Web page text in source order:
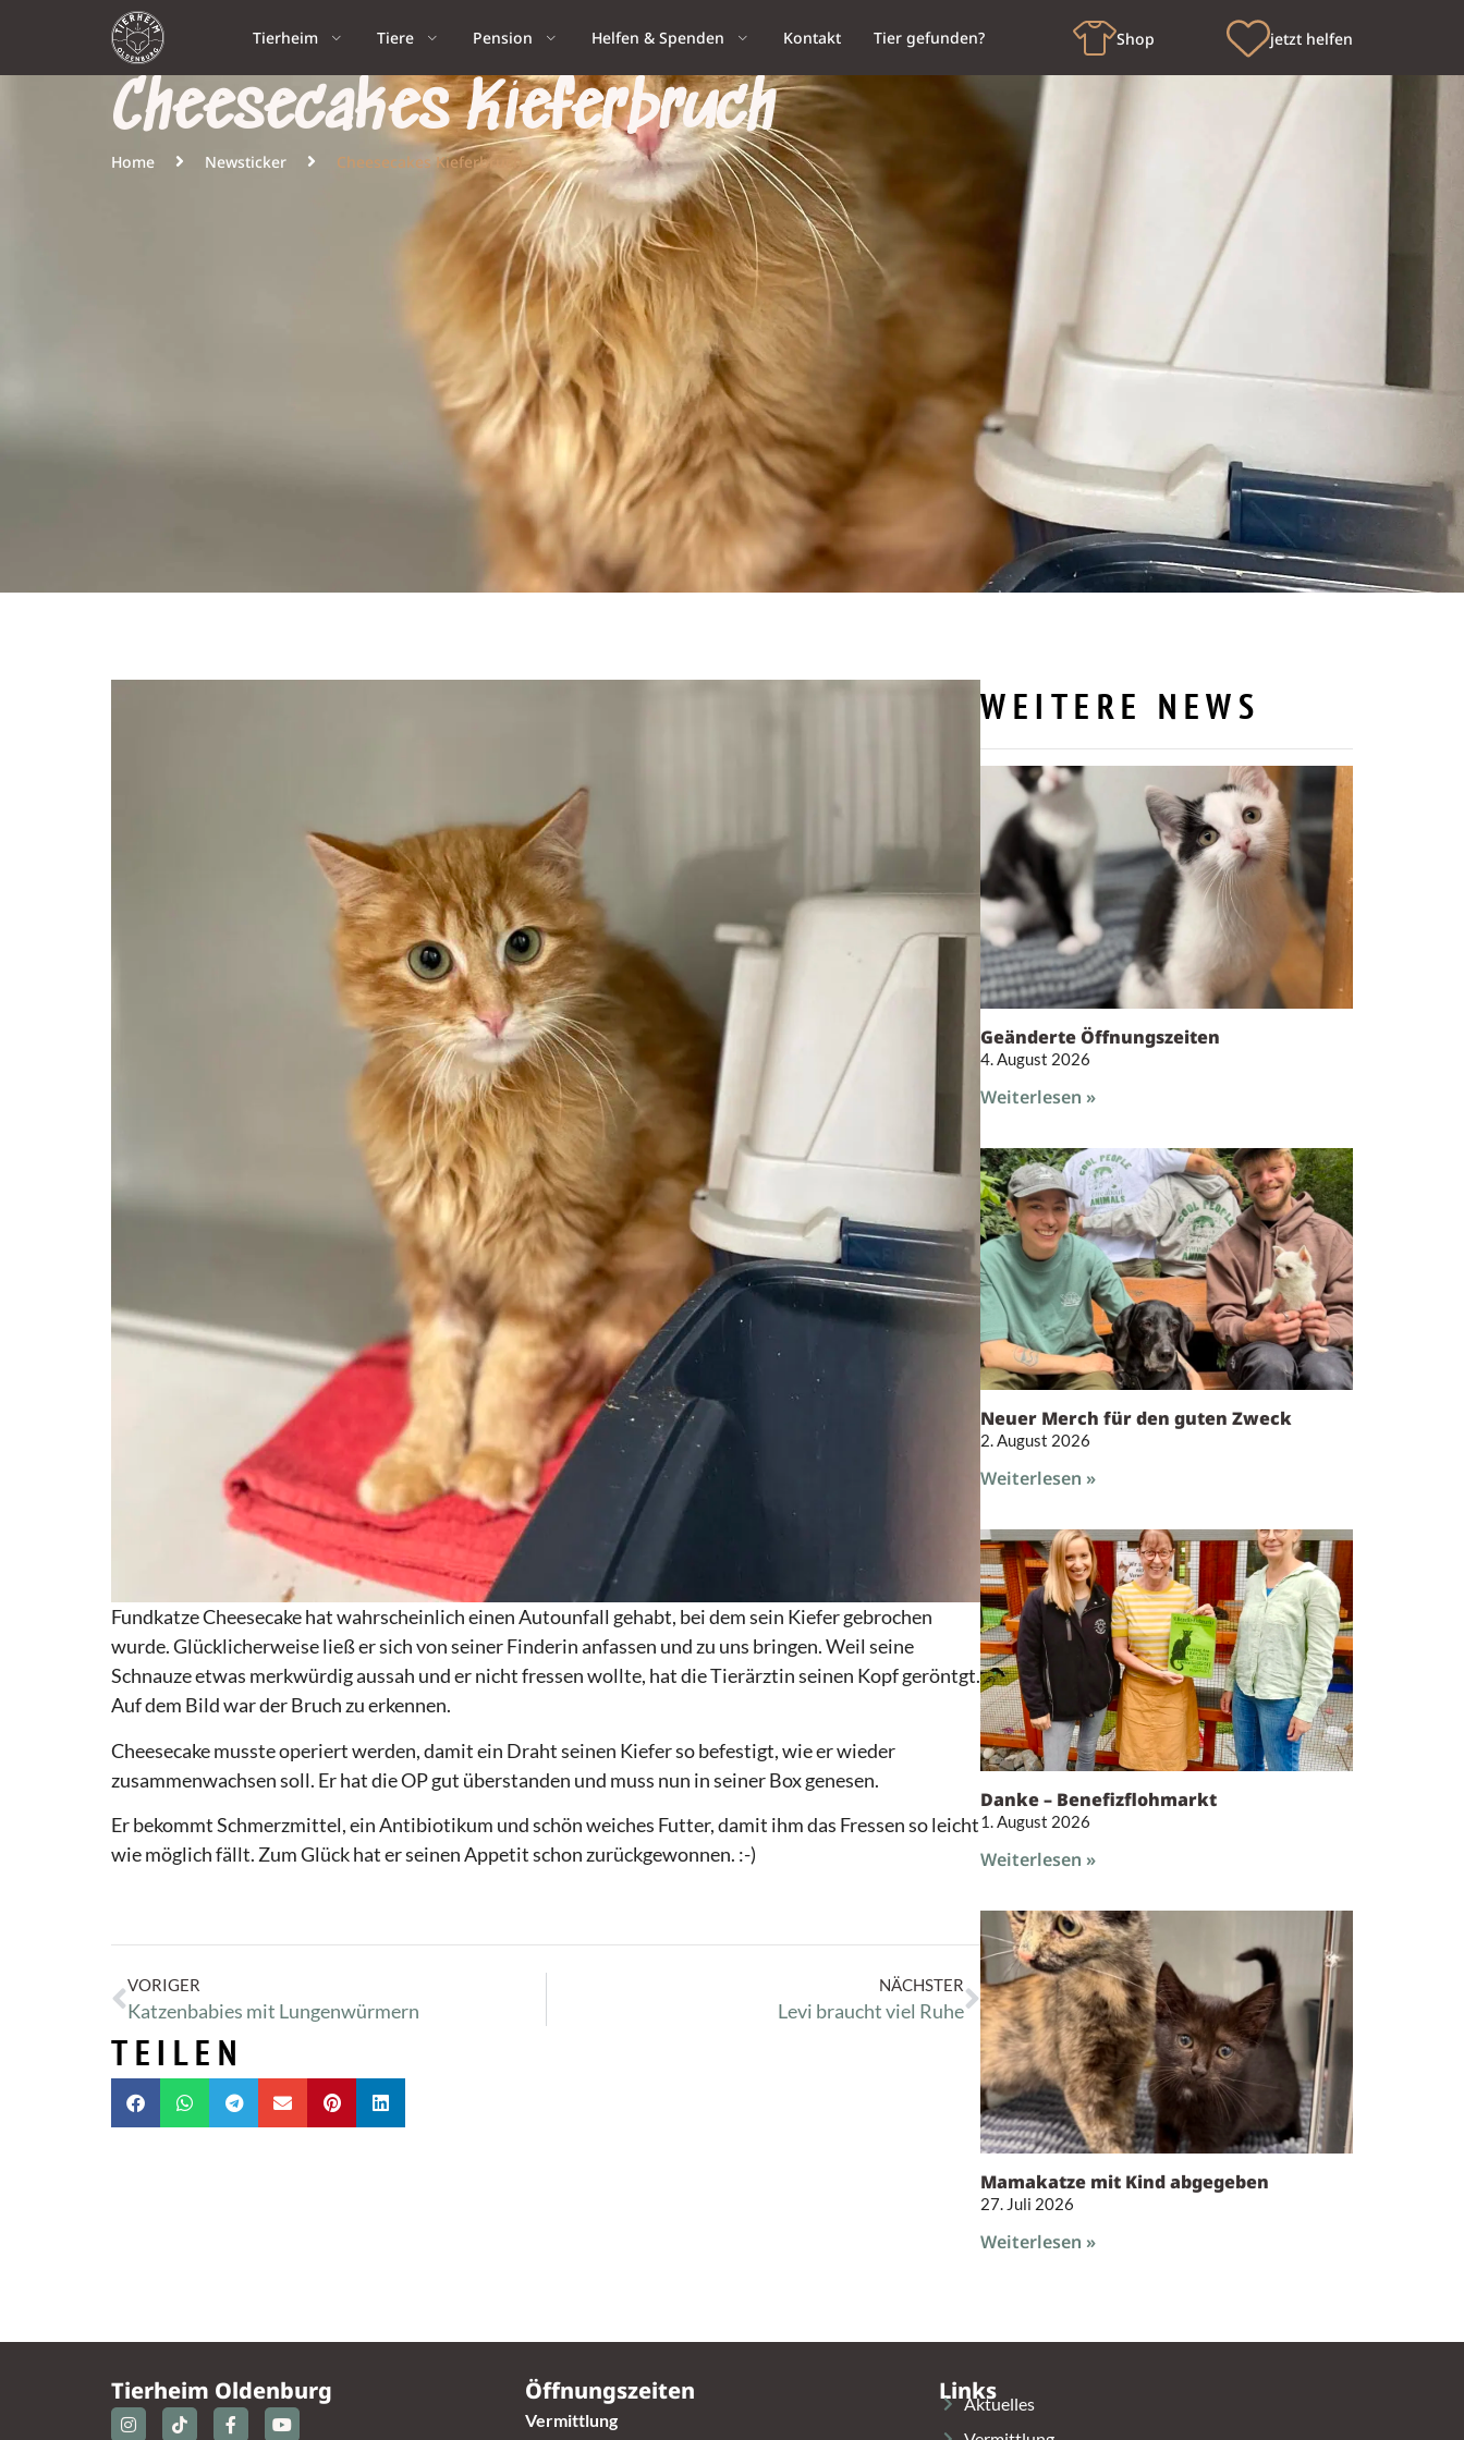
Tierheim Tiere Pension Helfen & Spenden Kontakt Tier gefunden? Shop jetzt helfen
Cheesecakes Kieferbruch
Home Newsticker Cheesecakes Kieferbruch
Fundkatze Cheesecake hat wahrscheinlich einen Autounfall gehabt, bei dem sein Kiefer gebrochen
wurde. Glücklicherweise ließ er sich von seiner Finderin anfassen und zu uns bringen. Weil seine
Schnauze etwas merkwürdig aussah und er nicht fressen wollte, hat die Tierärztin seinen Kopf geröntgt.
Auf dem Bild war der Bruch zu erkennen.
Cheesecake musste operiert werden, damit ein Draht seinen Kiefer so befestigt, wie er wieder
zusammenwachsen soll. Er hat die OP gut überstanden und muss nun in seiner Box genesen.
Er bekommt Schmerzmittel, ein Antibiotikum und schön weiches Futter, damit ihm das Fressen so leicht
wie möglich fällt. Zum Glück hat er seinen Appetit schon zurückgewonnen. :-)
VORIGER
Katzenbabies mit Lungenwürmern
NÄCHSTER
Levi braucht viel Ruhe
TEILEN
WEITERE NEWS
Geänderte Öffnungszeiten
4. August 2026
Weiterlesen »
Neuer Merch für den guten Zweck
2. August 2026
Weiterlesen »
Danke – Benefizflohmarkt
1. August 2026
Weiterlesen »
Mamakatze mit Kind abgegeben
27. Juli 2026
Weiterlesen »
Tierheim Oldenburg Öffnungszeiten
Vermittlung
Links
Aktuelles